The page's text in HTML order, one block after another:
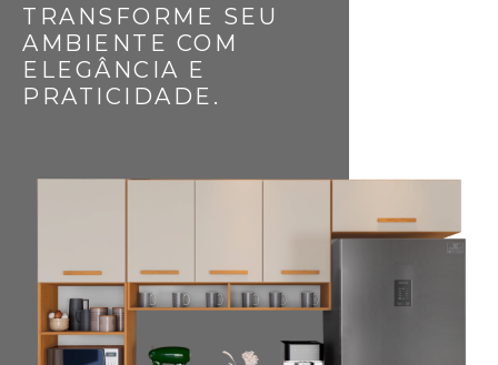
TRANSFORME SEU
AMBIENTE COM
ELEGÂNCIA E
PRATICIDADE.